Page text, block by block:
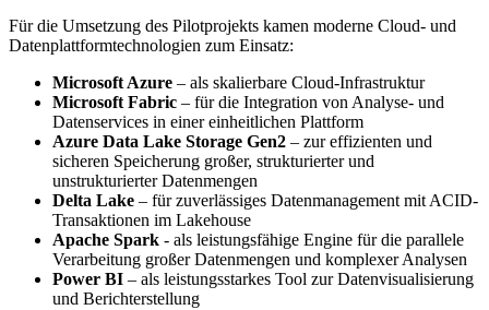
Für die Umsetzung des Pilotprojekts kamen moderne Cloud- und
Datenplattformtechnologien zum Einsatz:
Microsoft Azure – als skalierbare Cloud-Infrastruktur
Microsoft Fabric – für die Integration von Analyse- und
Datenservices in einer einheitlichen Plattform
Azure Data Lake Storage Gen2 – zur effizienten und
sicheren Speicherung großer, strukturierter und
unstrukturierter Datenmengen
Delta Lake – für zuverlässiges Datenmanagement mit ACID-
Transaktionen im Lakehouse
Apache Spark - als leistungsfähige Engine für die parallele
Verarbeitung großer Datenmengen und komplexer Analysen
Power BI – als leistungsstarkes Tool zur Datenvisualisierung
und Berichterstellung